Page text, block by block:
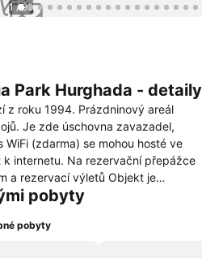
1 / 99
Park Hurghada - detaily
z roku 1994. Prázdninový areál
Je zde úschovna zavazadel,
(zdarma) se mohou hosté ve
internetu. Na rezervační přepážce
a rezervací výletů Objekt je
handicapované. Nachází se zde
Nachází se zde také TV
pobyty
pobyty